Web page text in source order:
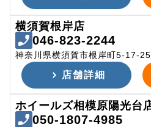
横須賀根岸店
046-823-2244
神奈川県横須賀市根岸町5-17-25
店舗詳細
ホイールズ相模原陽光台
050-1807-4985